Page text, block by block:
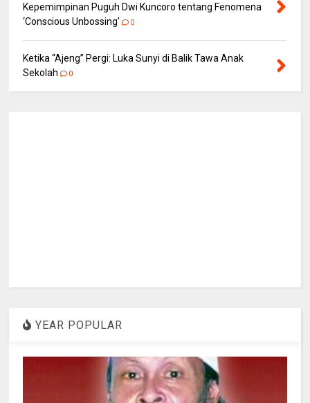
Kepemimpinan Puguh Dwi Kuncoro tentang Fenomena
‘Conscious Unbossing'
0
Ketika “Ajeng” Pergi: Luka Sunyi di Balik Tawa Anak
Sekolah
0
YEAR POPULAR